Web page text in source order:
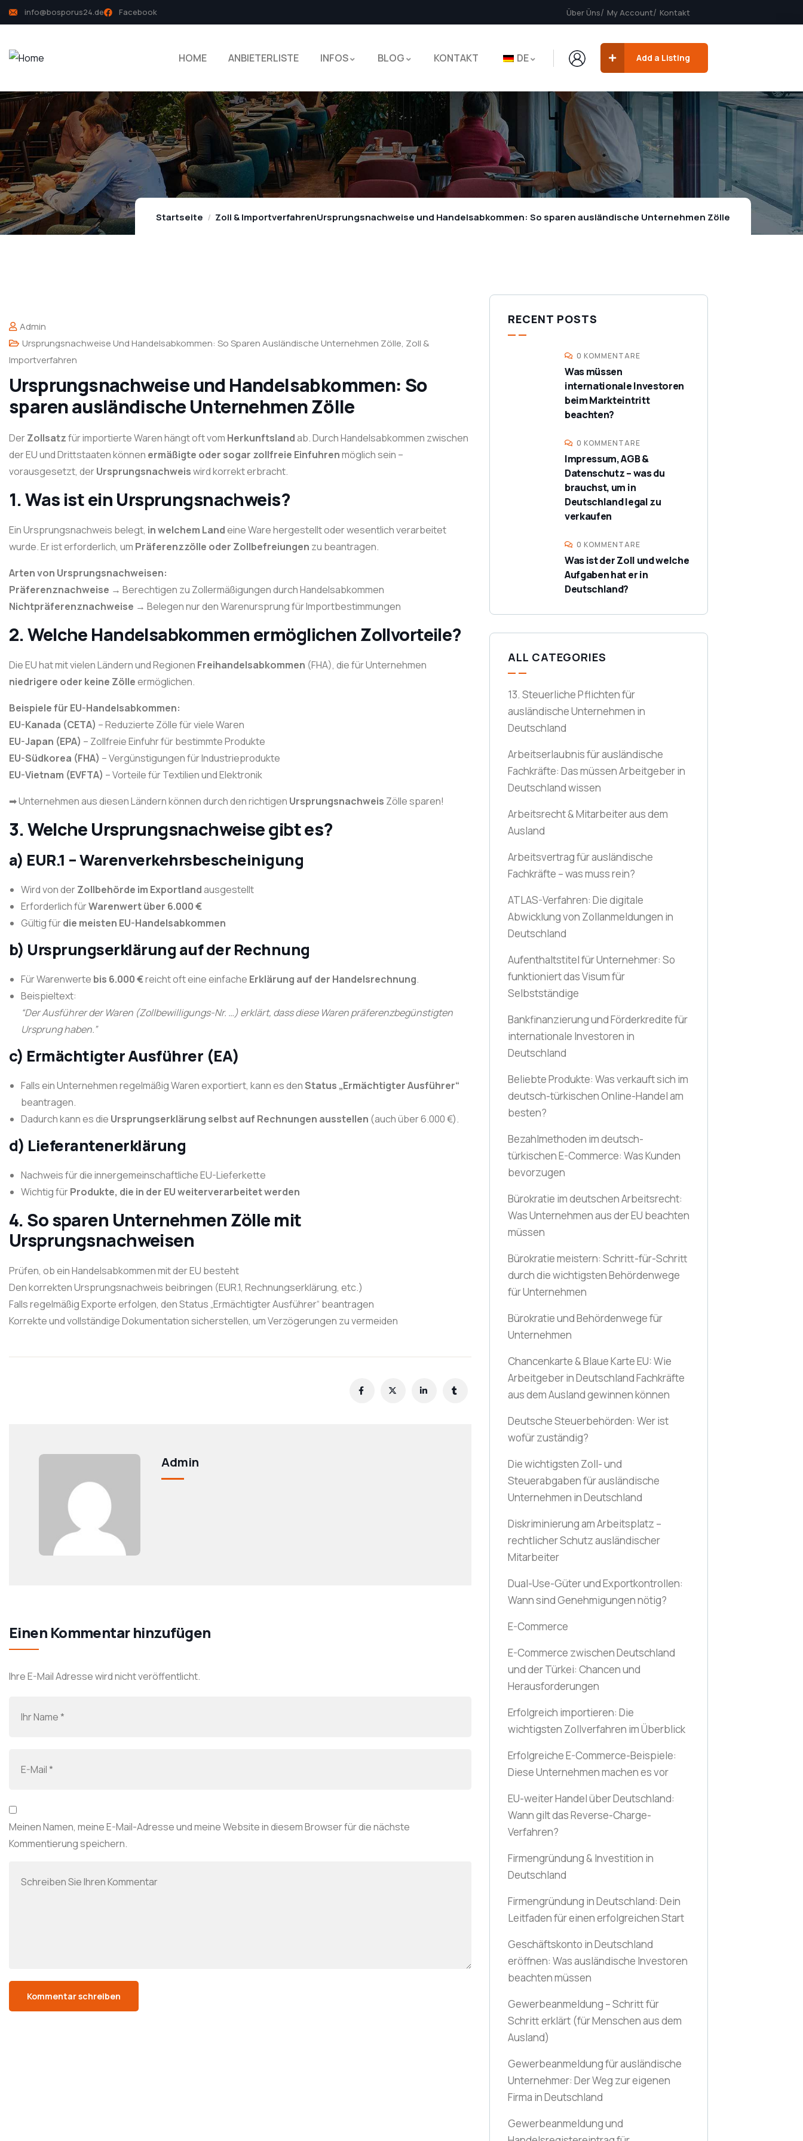
info@bosporus24.de Facebook Über Üns My Account Kontakt
HOME ANBIETERLISTE INFOS BLOG KONTAKT DE Add a Listing
Startseite Zoll & ImportverfahrenUrsprungsnachweise und Handelsabkommen: So sparen ausländische Unternehmen Zölle
Admin
Ursprungsnachweise Und Handelsabkommen: So Sparen Ausländische Unternehmen Zölle, Zoll &
Importverfahren
Ursprungsnachweise und Handelsabkommen: So
sparen ausländische Unternehmen Zölle
DerZollsatzfür importierte Waren hängt oft vom Herkunftslandab. Durch Handelsabkommen zwischen
der EU und Drittstaaten können ermäßigte oder sogar zollfreie Einfuhrenmöglich sein –
vorausgesetzt, derUrsprungsnachweiswird korrekt erbracht.
1. Was ist ein Ursprungsnachweis?
Ein Ursprungsnachweis belegt, in welchem Landeine Ware hergestellt oder wesentlich verarbeitet
wurde. Er ist erforderlich, um Präferenzzölle oder Zollbefreiungen zu beantragen.
Arten von Ursprungsnachweisen:
Präferenznachweise → Berechtigen zu Zollermäßigungen durch Handelsabkommen
Nichtpräferenznachweise → Belegen nur den Warenursprung für Importbestimmungen
2. Welche Handelsabkommen ermöglichen Zollvorteile?
Die EU hat mit vielen Ländern und Regionen Freihandelsabkommen (FHA), die für Unternehmen
niedrigere oder keine Zölleermöglichen.
Beispiele für EU-Handelsabkommen:
EU-Kanada (CETA) – Reduzierte Zölle für viele Waren
EU-Japan (EPA) – Zollfreie Einfuhr für bestimmte Produkte
EU-Südkorea (FHA) – Vergünstigungen für Industrieprodukte
EU-Vietnam (EVFTA) – Vorteile für Textilien und Elektronik
➡ Unternehmen aus diesen Ländern können durch den richtigen Ursprungsnachweis Zölle sparen!
3. Welche Ursprungsnachweise gibt es?
a) EUR.1 – Warenverkehrsbescheinigung
Wird von derZollbehörde im Exportlandausgestellt
Erforderlich fürWarenwert über 6.000 €
Gültig fürdie meisten EU-Handelsabkommen
b) Ursprungserklärung auf der Rechnung
Für Warenwerte bis 6.000 €reicht oft eine einfache Erklärung auf der Handelsrechnung.
Beispieltext:
“Der Ausführer der Waren (Zollbewilligungs-Nr. …) erklärt, dass diese Waren präferenzbegünstigten
Ursprung haben.”
c) Ermächtigter Ausführer (EA)
Falls ein Unternehmen regelmäßig Waren exportiert, kann es denStatus „Ermächtigter Ausführer“
beantragen.
Dadurch kann es die Ursprungserklärung selbst auf Rechnungen ausstellen (auch über 6.000 €).
d) Lieferantenerklärung
Nachweis für die innergemeinschaftliche EU-Lieferkette
Wichtig fürProdukte, die in der EU weiterverarbeitet werden
4. So sparen Unternehmen Zölle mit
Ursprungsnachweisen
Prüfen, ob ein Handelsabkommen mit der EU besteht
Den korrekten Ursprungsnachweis beibringen (EUR.1, Rechnungserklärung, etc.)
Falls regelmäßig Exporte erfolgen, den Status „Ermächtigter Ausführer“ beantragen
Korrekte und vollständige Dokumentation sicherstellen, um Verzögerungen zu vermeiden
Admin
Einen Kommentar hinzufügen
Ihre E-Mail Adresse wird nicht veröffentlicht.
Meinen Namen, meine E-Mail-Adresse und meine Website in diesem Browser für die nächste
Kommentierung speichern.
RECENT POSTS
0 KOMMENTARE
Was müssen
internationale Investoren
beim Markteintritt
beachten?
0 KOMMENTARE
Impressum, AGB &
Datenschutz – was du
brauchst, um in
Deutschland legal zu
verkaufen
0 KOMMENTARE
Was ist der Zoll und welche
Aufgaben hat er in
Deutschland?
ALL CATEGORIES
13. Steuerliche Pflichten für
ausländische Unternehmen in
Deutschland
Arbeitserlaubnis für ausländische
Fachkräfte: Das müssen Arbeitgeber in
Deutschland wissen
Arbeitsrecht & Mitarbeiter aus dem
Ausland
Arbeitsvertrag für ausländische
Fachkräfte – was muss rein?
ATLAS-Verfahren: Die digitale
Abwicklung von Zollanmeldungen in
Deutschland
Aufenthaltstitel für Unternehmer: So
funktioniert das Visum für
Selbstständige
Bankfinanzierung und Förderkredite für
internationale Investoren in
Deutschland
Beliebte Produkte: Was verkauft sich im
deutsch-türkischen Online-Handel am
besten?
Bezahlmethoden im deutsch-
türkischen E-Commerce: Was Kunden
bevorzugen
Bürokratie im deutschen Arbeitsrecht:
Was Unternehmen aus der EU beachten
müssen
Bürokratie meistern: Schritt-für-Schritt
durch die wichtigsten Behördenwege
für Unternehmen
Bürokratie und Behördenwege für
Unternehmen
Chancenkarte & Blaue Karte EU: Wie
Arbeitgeber in Deutschland Fachkräfte
aus dem Ausland gewinnen können
Deutsche Steuerbehörden: Wer ist
wofür zuständig?
Die wichtigsten Zoll- und
Steuerabgaben für ausländische
Unternehmen in Deutschland
Diskriminierung am Arbeitsplatz –
rechtlicher Schutz ausländischer
Mitarbeiter
Dual-Use-Güter und Exportkontrollen:
Wann sind Genehmigungen nötig?
E-Commerce
E-Commerce zwischen Deutschland
und der Türkei: Chancen und
Herausforderungen
Erfolgreich importieren: Die
wichtigsten Zollverfahren im Überblick
Erfolgreiche E-Commerce-Beispiele:
Diese Unternehmen machen es vor
EU-weiter Handel über Deutschland:
Wann gilt das Reverse-Charge-
Verfahren?
Firmengründung & Investition in
Deutschland
Firmengründung in Deutschland: Dein
Leitfaden für einen erfolgreichen Start
Geschäftskonto in Deutschland
eröffnen: Was ausländische Investoren
beachten müssen
Gewerbeanmeldung – Schritt für
Schritt erklärt (für Menschen aus dem
Ausland)
Gewerbeanmeldung für ausländische
Unternehmer: Der Weg zur eigenen
Firma in Deutschland
Gewerbeanmeldung und